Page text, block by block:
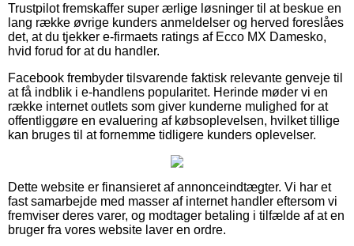
Trustpilot fremskaffer super ærlige løsninger til at beskue en
lang række øvrige kunders anmeldelser og herved foreslåes
det, at du tjekker e-firmaets ratings af Ecco MX Damesko,
hvid forud for at du handler.
Facebook frembyder tilsvarende faktisk relevante genveje til
at få indblik i e-handlens popularitet. Herinde møder vi en
række internet outlets som giver kunderne mulighed for at
offentliggøre en evaluering af købsoplevelsen, hvilket tillige
kan bruges til at fornemme tidligere kunders oplevelser.
Dette website er finansieret af annonceindtægter. Vi har et
fast samarbejde med masser af internet handler eftersom vi
fremviser deres varer, og modtager betaling i tilfælde af at en
bruger fra vores website laver en ordre.